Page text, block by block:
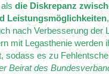
die Diskrepanz
Leistungsmöglichkeiten
nach Verbesserung der
mit Legasthenie werden
sodass es zu
Beirat des